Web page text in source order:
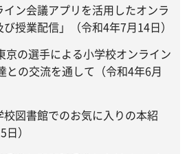
ン会議アプリを活用したオンラ
授業配信」（令和4年7月14日）
の選手による小学校オンライン
との交流を通して（令和4年6月
図書館でのお気に入りの本紹
）